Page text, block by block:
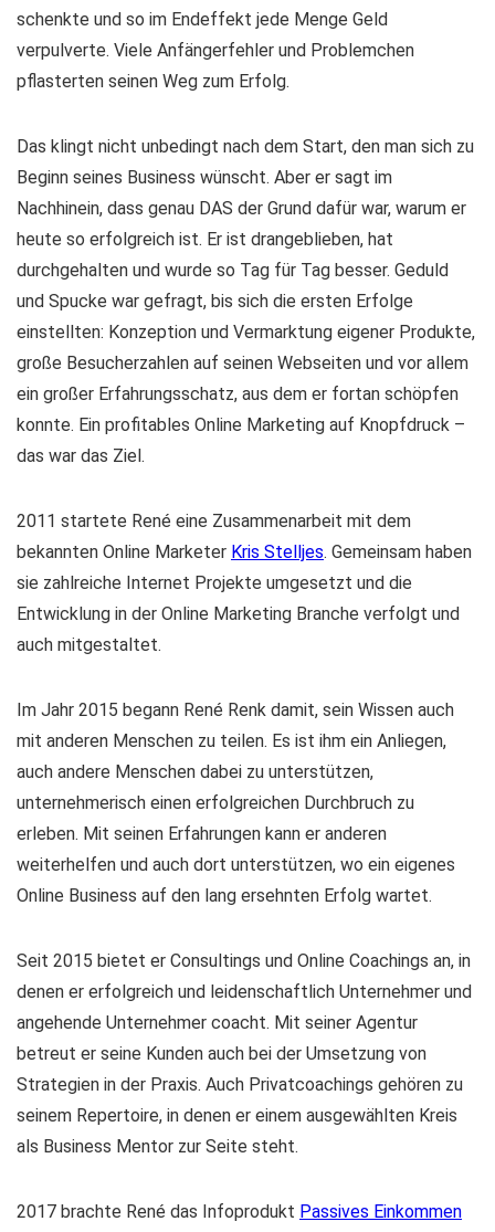
schenkte und so im Endeffekt jede Menge Geld
verpulverte. Viele Anfängerfehler und Problemchen
pflasterten seinen Weg zum Erfolg.
Das klingt nicht unbedingt nach dem Start, den man sich zu
Beginn seines Business wünscht. Aber er sagt im
Nachhinein, dass genau DAS der Grund dafür war, warum er
heute so erfolgreich ist. Er ist drangeblieben, hat
durchgehalten und wurde so Tag für Tag besser. Geduld
und Spucke war gefragt, bis sich die ersten Erfolge
einstellten: Konzeption und Vermarktung eigener Produkte,
große Besucherzahlen auf seinen Webseiten und vor allem
ein großer Erfahrungsschatz, aus dem er fortan schöpfen
konnte. Ein profitables Online Marketing auf Knopfdruck –
das war das Ziel.
2011 startete René eine Zusammenarbeit mit dem
bekannten Online Marketer Kris Stelljes. Gemeinsam haben
sie zahlreiche Internet Projekte umgesetzt und die
Entwicklung in der Online Marketing Branche verfolgt und
auch mitgestaltet.
Im Jahr 2015 begann René Renk damit, sein Wissen auch
mit anderen Menschen zu teilen. Es ist ihm ein Anliegen,
auch andere Menschen dabei zu unterstützen,
unternehmerisch einen erfolgreichen Durchbruch zu
erleben. Mit seinen Erfahrungen kann er anderen
weiterhelfen und auch dort unterstützen, wo ein eigenes
Online Business auf den lang ersehnten Erfolg wartet.
Seit 2015 bietet er Consultings und Online Coachings an, in
denen er erfolgreich und leidenschaftlich Unternehmer und
angehende Unternehmer coacht. Mit seiner Agentur
betreut er seine Kunden auch bei der Umsetzung von
Strategien in der Praxis. Auch Privatcoachings gehören zu
seinem Repertoire, in denen er einem ausgewählten Kreis
als Business Mentor zur Seite steht.
2017 brachte René das Infoprodukt Passives Einkommen